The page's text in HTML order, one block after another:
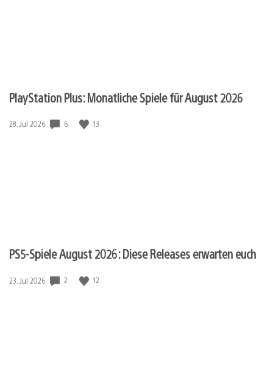
PlayStation Plus: Monatliche Spiele für August 2026
Veröffentlichungsdatum:
28. Jul 2026 6 13
PS5-Spiele August 2026: Diese Releases erwarten euch
Veröffentlichungsdatum:
23. Jul 2026 2 12